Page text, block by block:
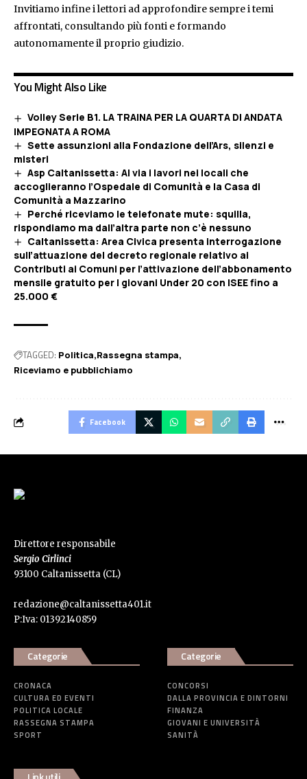
Invitiamo infine i lettori ad approfondire sempre i temi
affrontati, consultando più fonti e formando
autonomamente il proprio giudizio.
You Might Also Like
Volley Serie B1. LA TRAINA PER LA QUARTA DI ANDATA
IMPEGNATA A ROMA
Sette assunzioni alla Fondazione dell’Ars, silenzi e
misteri
Asp Caltanissetta: Al via i lavori nei locali che
accoglieranno l’Ospedale di Comunità e la Casa di
Comunità a Mazzarino
Perché riceviamo le telefonate mute: squilla,
rispondiamo ma dall’altra parte non c’è nessuno
Caltanissetta: Area Civica presenta interrogazione
sull’attuazione del decreto regionale relativo ai
Contributi ai Comuni per l’attivazione dell’abbonamento
mensile gratuito per I giovani Under 20 con ISEE fino a
25.000 €
TAGGED: Politica Rassegna stampa
Riceviamo e pubblichiamo
Facebook
Direttore responsabile
Sergio Cirlinci
93100 Caltanissetta (CL)
redazione@caltanissetta401.it
P:Iva: 01392140859
Categorie
CRONACA
CULTURA ED EVENTI
POLITICA LOCALE
RASSEGNA STAMPA
SPORT
Categorie
CONCORSI
DALLA PROVINCIA E DINTORNI
FINANZA
GIOVANI E UNIVERSITÀ
SANITÀ